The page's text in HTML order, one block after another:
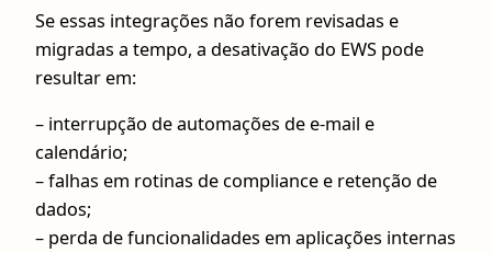
Se essas integrações não forem revisadas e
migradas a tempo, a desativação do EWS pode
resultar em:
– interrupção de automações de e‑mail e
calendário;
– falhas em rotinas de compliance e retenção de
dados;
– perda de funcionalidades em aplicações internas